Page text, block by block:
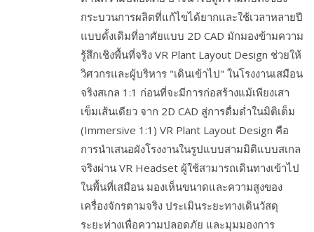
กระบวนการผลิตที่แก้ไขได้ยากและใช้เวลาหลายปี
แบบดั้งเดิมที่อาศัยแบบ 2D CAD มักมองข้ามความ
รู้สึกเชิงพื้นที่จริง VR Plant Layout Design ช่วยให้
วิศวกรและผู้บริหาร "เดินเข้าไป" ในโรงงานเสมือน
จริงสเกล 1:1 ก่อนที่จะมีการก่อสร้างแม้เพียงเสา
เข็มเส้นเดียว จาก 2D CAD สู่การดื่มด่ำในมิติเต็ม
(Immersive 1:1) VR Plant Layout Design คือ
การนำเสนอผังโรงงานในรูปแบบสามมิติแบบสเกล
จริงผ่าน VR Headset ผู้ใช้สามารถเดินทางเข้าไป
ในพื้นที่เสมือน มองเห็นขนาดและความสูงของ
เครื่องจักรตามจริง ประเมินระยะทางเดินวัสดุ
ระยะห่างเพื่อความปลอดภัย และมุมมองการ